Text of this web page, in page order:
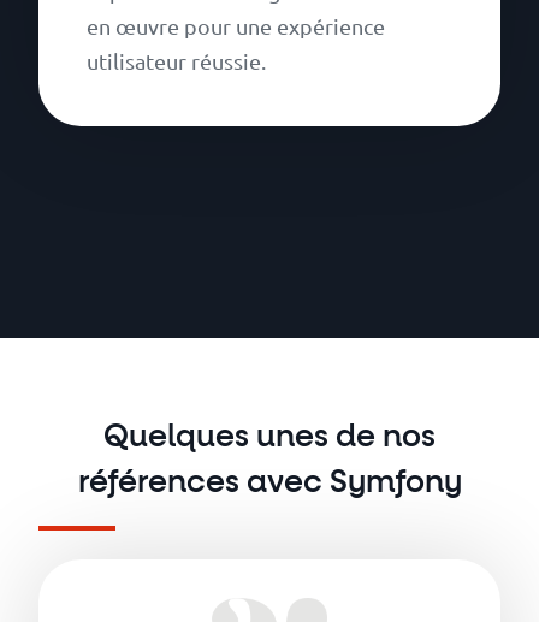
en œuvre pour une expérience
utilisateur réussie.
Quelques unes de nos
références avec Symfony